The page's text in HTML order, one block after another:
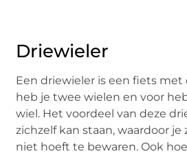
Driewieler
Een driewieler is een fiets met
heb je twee wielen en voor
wiel. Het voordeel van deze
zichzelf kan staan, waardoor
niet hoeft te bewaren. Ook